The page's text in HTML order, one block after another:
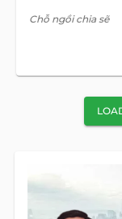
Chỗ ngồi chia sẽ